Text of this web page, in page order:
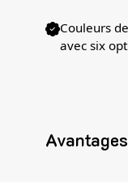
Couleurs
avec six